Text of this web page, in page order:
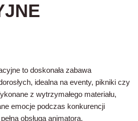
to doskonała zabawa
idealna na eventy, pikniki czy
z wytrzymałego materiału,
emocje podczas konkurencji
obsługą animatora.